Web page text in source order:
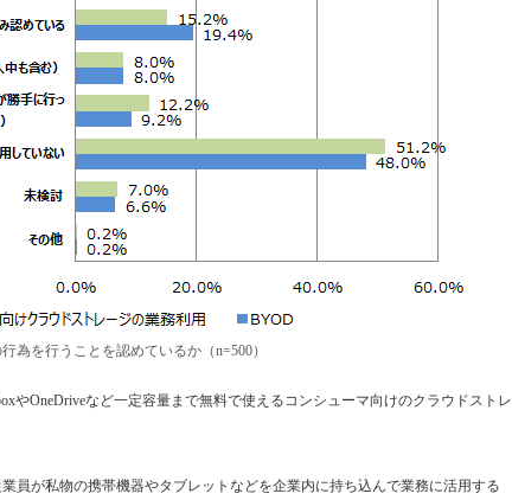
為を行うことを認めているか（n=500）
やOneDriveなど一定容量まで無料で使えるコンシューマ向けのクラウドストレ
員が私物の携帯機器やタブレットなどを企業内に持ち込んで業務に活用する